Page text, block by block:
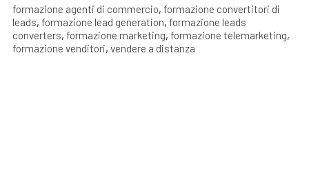
formazione agenti di commercio, formazione convertitori di
leads, formazione lead generation, formazione leads
converters, formazione marketing, formazione telemarketing,
formazione venditori, vendere a distanza